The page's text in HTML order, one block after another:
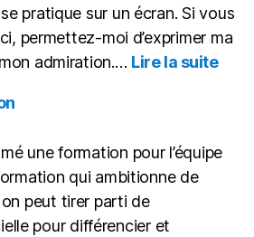
pratique sur un écran. Si vous
permettez-moi d’exprimer ma
admiration.… Lire la suite:
une formation pour l’équipe
qui ambitionne de
peut tirer parti de
pour différencier et